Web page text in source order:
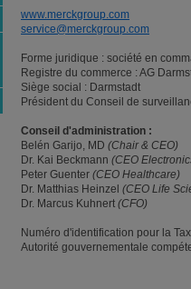
www.merckgroup.com
service@merckgroup.com
Forme juridique : société en
Registre du commerce : AG
Siège social : Darmstadt
Président du Conseil de
Conseil d'administration :
Belén Garijo, MD (Chair & CEO)
Dr. Kai Beckmann (CEO
Peter Guenter (CEO Healthcare)
Dr. Matthias Heinzel (CEO Life
Dr. Marcus Kuhnert (CFO)
Numéro d'identification pour la
Autorité gouvernementale